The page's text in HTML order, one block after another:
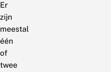
Er
zijn
meestal
één
of
twee